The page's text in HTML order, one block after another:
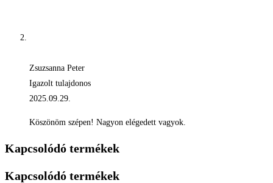
Zsuzsanna Peter
Igazolt tulajdonos
2025.09.29.
Köszönöm szépen! Nagyon elégedett vagyok.
Kapcsolódó termékek
Kapcsolódó termékek